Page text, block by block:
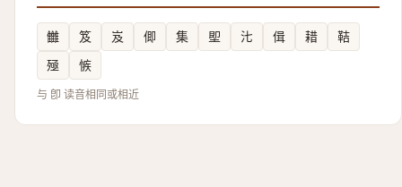
雦 笈 岌 㑡 集 堲 㲺 偮 耤
鞊
殛
愱
与 卽 读音相同或相近